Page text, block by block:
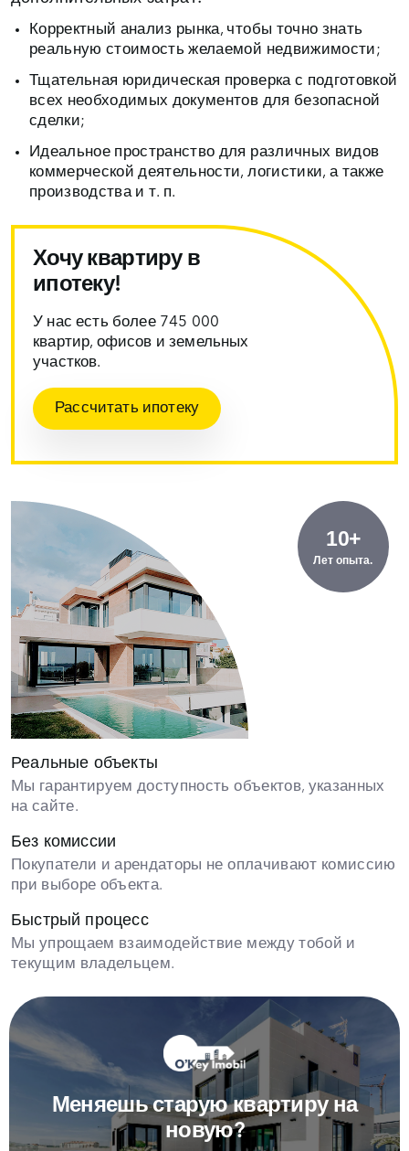
Корректный анализ рынка, чтобы точно знать
реальную стоимость желаемой недвижимости;
Тщательная юридическая проверка с подготовкой
всех необходимых документов для безопасной
сделки;
Идеальное пространство для различных видов
коммерческой деятельности, логистики, а также
производства и т. п.
Хочу квартиру в
ипотеку!
У нас есть более 745 000
квартир, офисов и земельных
участков.
Рассчитать ипотеку
10+
Лет опыта.
Реальные объекты
Мы гарантируем доступность объектов, указанных
на сайте.
Без комиссии
Покупатели и арендаторы не оплачивают комиссию
при выборе объекта.
Быстрый процесс
Мы упрощаем взаимодействие между тобой и
текущим владельцем.
Меняешь старую квартиру на
новую?